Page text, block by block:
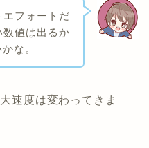
フォートだ
値は出るか
な。
速度は変わってきま